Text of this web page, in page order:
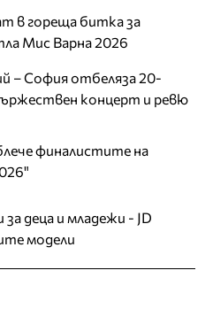
в гореща битка за
Мис Варна 2026
– София отбеляза 20-
концерт и ревю
финалистите на
деца и младежи - JD
модели